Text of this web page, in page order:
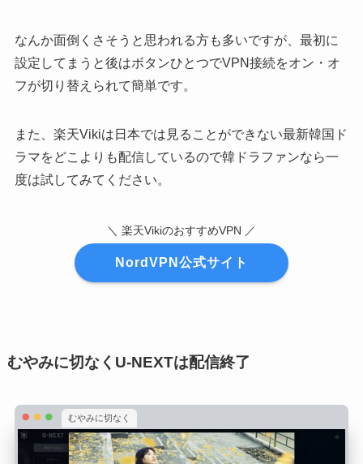
なんか面倒くさそうと思われる方も多いですが、最初に
設定してまうと後はボタンひとつでVPN接続をオン・オ
フが切り替えられて簡単です。
また、楽天Vikiは日本では見ることができない最新韓国ド
ラマをどこよりも配信しているので韓ドラファンなら一
度は試してみてください。
＼ 楽天VikiのおすすめVPN ／
NordVPN公式サイト
むやみに切なくU-NEXTは配信終了
むやみに切なく